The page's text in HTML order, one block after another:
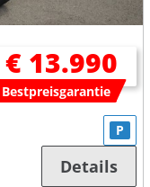
€ 13.990
Bestpreisgarantie
P
Details